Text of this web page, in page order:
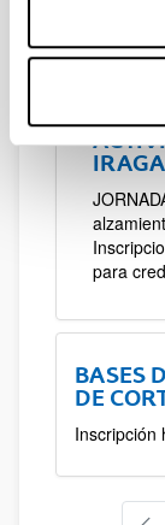
para
BASES
DE
Inscripción